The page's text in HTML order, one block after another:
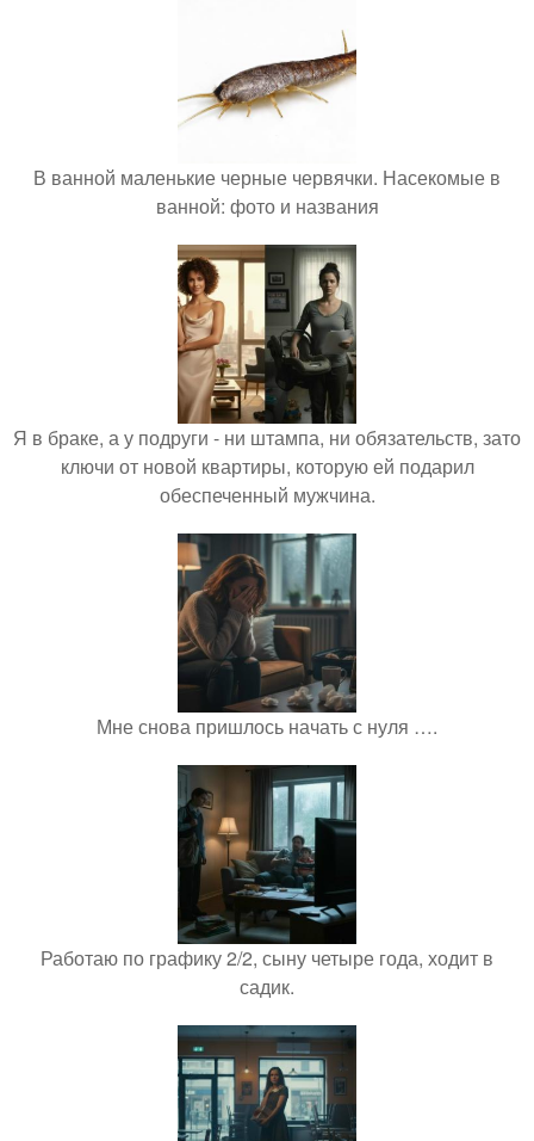
В ванной маленькие черные червячки. Насекомые в
ванной: фото и названия
Я в браке, а у подруги - ни штампа, ни обязательств, зато
ключи от новой квартиры, которую ей подарил
обеспеченный мужчина.
Мне снова пришлось начать с нуля ….
Работаю по графику 2/2, сыну четыре года, ходит в
садик.